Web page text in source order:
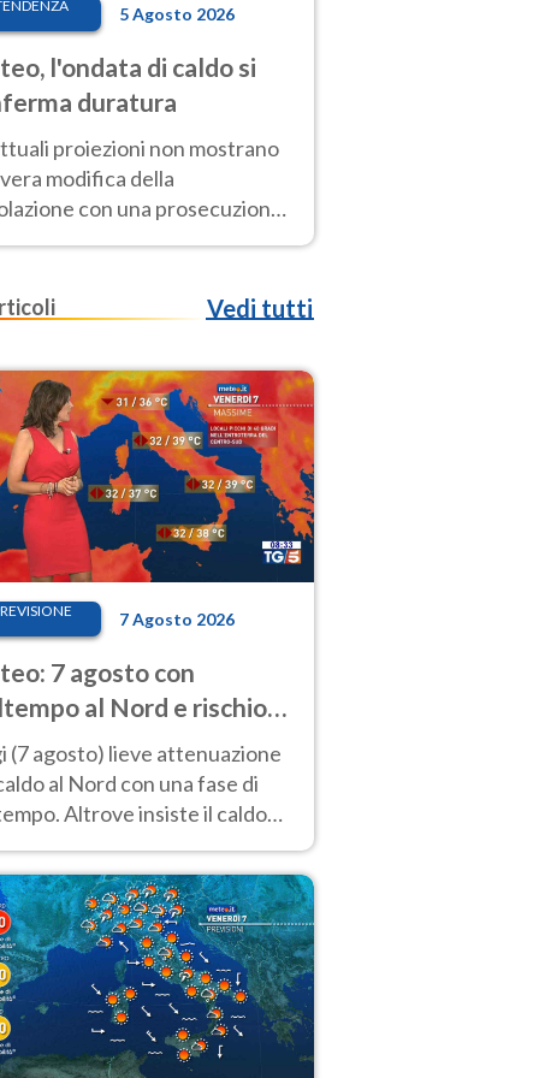
5 Agosto 2026
l'ondata di caldo si
duratura
proiezioni non mostrano
modifica della
con una prosecuzione
fuori scala per molti
Vedi tutti
7 Agosto 2026
7 agosto con
al Nord e rischio
Altrove caldo
(7 agosto) lieve attenuazione
al Nord con una fase di
Altrove insiste il caldo